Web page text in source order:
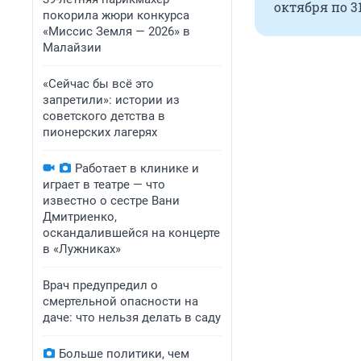
покорила жюри конкурса
«Миссис Земля — 2026» в
Малайзии
«Сейчас бы всё это
запретили»: истории из
советского детства в
пионерских лагерях
Работает в клинике и
играет в театре — что
известно о сестре Вани
Дмитриенко,
оскандалившейся на концерте
в «Лужниках»
Врач предупредил о
смертельной опасности на
даче: что нельзя делать в саду
Больше политики, чем
октября по